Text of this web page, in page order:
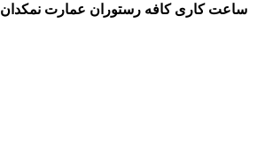
ساعت کاری کافه رستوران عمارت نمکدان